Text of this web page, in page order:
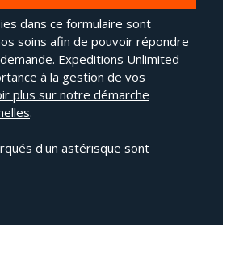
dans ce formulaire sont
soins afin de pouvoir répondre
Expeditions Unlimited
à la gestion de vos
plus sur notre démarche
.
d'un astérisque sont